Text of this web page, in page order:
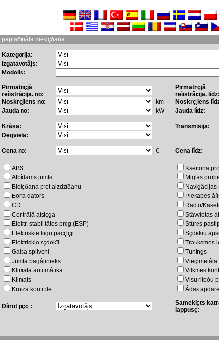
paplaðinâta meklçðana
Kategorija:
Izgatavotâjs:
Modelis:
Pirmatnçjâ
reìistrâcija. no:
Pirmatnçjâ
reìistrâcija. lîdz:
Noskrçjiens no:
km
Noskrçjiens
Jauda no:
kW Jauda lîdz:
Krâsa:
Transmisija:
Degviela:
Cena no: € Cena lîdz:
ABS
Atbîdams jumts
Bloíçðana pret aizdzîðanu
Borta dators
CD
Centrâlâ atslçga
Elektr. stabilitâtes prog.(ESP)
Elektriskie logu pacçlçji
Elektriskie sçdekïi
Gaisa spilveni
Jumta bagâþnieks
Klimata automâtika
Klimats
Kruiza kontrole
Ksenona
Miglas
Navigâcijas
Piekabes
Radio/
Stâvvietas
Stûres
Sçdekïu
Trauksmes
Tunings
Vieglmetâla
Vilkmes
Visu riteòu
Âdas apdare
Ðíirot pçc :
Sameklçts
lappusç: